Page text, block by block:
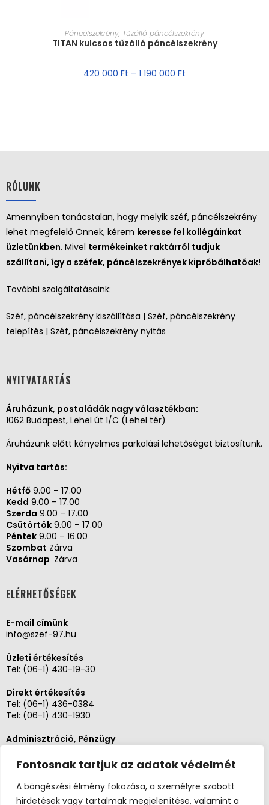
Fontosnak tartjuk az adatok védelmét
A böngészési élmény fokozása, a személyre szabott
hirdetések vagy tartalmak megjelenítése, valamint a
MÉRET VÁLASZTÁSA
Páncélszekrény, Tűzálló páncélszekrény
TITAN kulcsos tűzálló páncélszekrény
420 000 Ft – 1 190 000 Ft
RÓLUNK
Amennyiben tanácstalan, hogy melyik széf, páncélszekrény
lehet megfelelő Önnek, kérem keresse fel kollégáinkat
üzletünkben. Mivel termékeinket raktárról tudjuk
szállítani, így a széfek, páncélszekrények kipróbálhatóak!
További szolgáltatásaink:
Széf, páncélszekrény kiszállítása | Széf, páncélszekrény
telepítés | Széf, páncélszekrény nyitás
NYITVATARTÁS
Áruházunk, postaládák nagy választékban:
1062 Budapest, Lehel út 1/C (Lehel tér)
Áruházunk előtt kényelmes parkolási lehetőséget biztosítunk.
Nyitva tartás:
Hétfő 9.00 – 17.00
Kedd 9.00 – 17.00
Szerda 9.00 – 17.00
Csütörtök 9.00 – 17.00
Péntek 9.00 – 16.00
Szombat Zárva
Vasárnap Zárva
ELÉRHETŐSÉGEK
E-mail címünk
info@szef-97.hu
Üzleti értékesítés
Tel: (06-1) 430-19-30
Direkt értékesítés
Tel: (06-1) 436-0384
Tel: (06-1) 430-1930
Adminisztráció, Pénzügy
Szerviz és karbantartás
Tel: (06-20)3268654
Tel: (06-1) 436-0384